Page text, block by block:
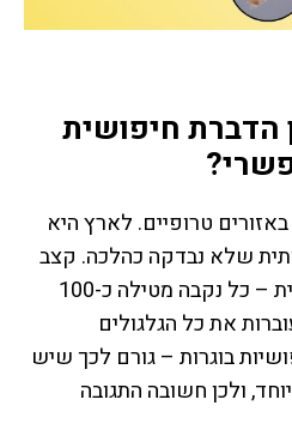
הדברת חיפושית
טרופיים. לארץ היא
שלא נבדקה כהלכה. קצב
הריבוי המהיר של החיפושית – כל נקבה מטילה כ-100
את כל הגלגולים
בוגרות – גורם לכך שיש
ולכן חשובה התגובה